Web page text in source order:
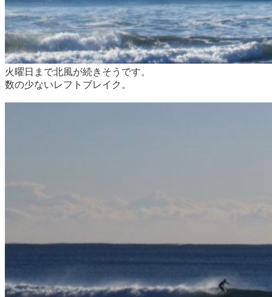
火曜日まで北風が続きそうです。
数の少ないレフトブレイク。